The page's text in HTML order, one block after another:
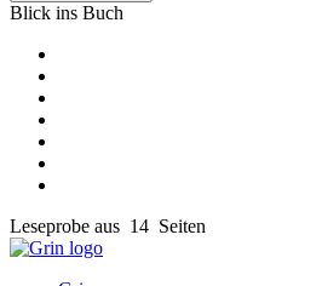
Blick ins Buch
Leseprobe aus 14 Seiten